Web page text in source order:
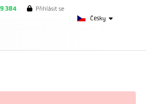
Česky
384 Přihlásit se